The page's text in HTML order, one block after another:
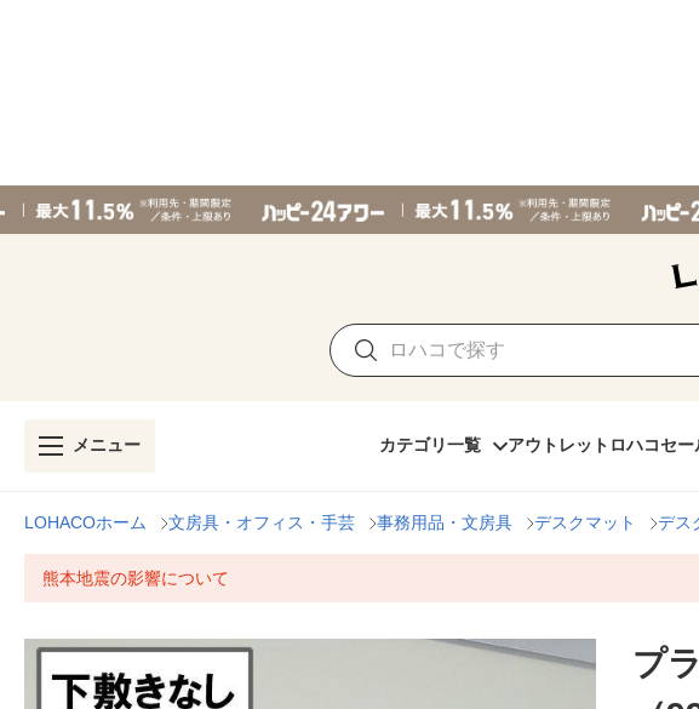
メニュー カテゴリ一覧 アウトレット ロハコセー
LOHACOホーム 文房具・オフィス・手芸 事務用品・文房具 デスクマット デス
熊本地震の影響について
プ